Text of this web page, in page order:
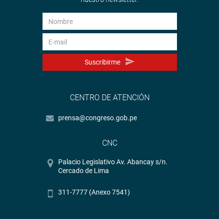
Suscribirme
CENTRO DE ATENCIÓN
prensa@congreso.gob.pe
CNC
Palacio Legislativo Av. Abancay s/n.
Cercado de Lima
311-7777 (Anexo 7541)